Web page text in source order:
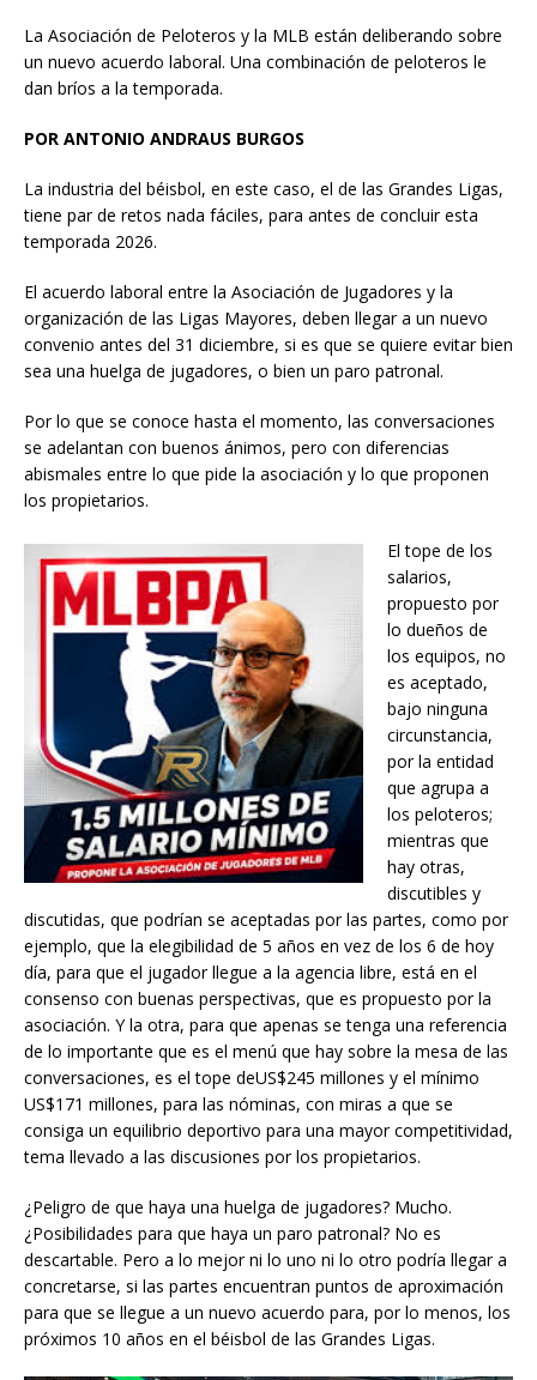
La Asociación de Peloteros y la MLB están deliberando sobre
un nuevo acuerdo laboral. Una combinación de peloteros le
dan bríos a la temporada.
POR ANTONIO ANDRAUS BURGOS
La industria del béisbol, en este caso, el de las Grandes Ligas,
tiene par de retos nada fáciles, para antes de concluir esta
temporada 2026.
El acuerdo laboral entre la Asociación de Jugadores y la
organización de las Ligas Mayores, deben llegar a un nuevo
convenio antes del 31 diciembre, si es que se quiere evitar bien
sea una huelga de jugadores, o bien un paro patronal.
Por lo que se conoce hasta el momento, las conversaciones
se adelantan con buenos ánimos, pero con diferencias
abismales entre lo que pide la asociación y lo que proponen
los propietarios.
El tope de los
salarios,
propuesto por
lo dueños de
los equipos, no
es aceptado,
bajo ninguna
circunstancia,
por la entidad
que agrupa a
los peloteros;
mientras que
hay otras,
discutibles y
discutidas, que podrían se aceptadas por las partes, como por
ejemplo, que la elegibilidad de 5 años en vez de los 6 de hoy
día, para que el jugador llegue a la agencia libre, está en el
consenso con buenas perspectivas, que es propuesto por la
asociación. Y la otra, para que apenas se tenga una referencia
de lo importante que es el menú que hay sobre la mesa de las
conversaciones, es el tope deUS$245 millones y el mínimo
US$171 millones, para las nóminas, con miras a que se
consiga un equilibrio deportivo para una mayor competitividad,
tema llevado a las discusiones por los propietarios.
¿Peligro de que haya una huelga de jugadores? Mucho.
¿Posibilidades para que haya un paro patronal? No es
descartable. Pero a lo mejor ni lo uno ni lo otro podría llegar a
concretarse, si las partes encuentran puntos de aproximación
para que se llegue a un nuevo acuerdo para, por lo menos, los
próximos 10 años en el béisbol de las Grandes Ligas.